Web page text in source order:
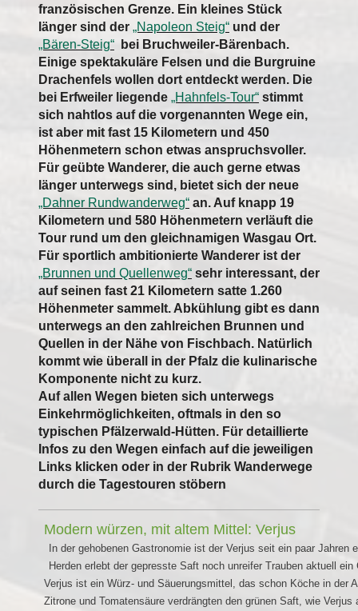
französischen Grenze. Ein kleines Stück
länger sind der „Napoleon Steig“ und der
„Bären-Steig“ bei Bruchweiler-Bärenbach.
Einige spektakuläre Felsen und die Burgruine
Drachenfels wollen dort entdeckt werden. Die
bei Erfweiler liegende „Hahnfels-Tour“ stimmt
sich nahtlos auf die vorgenannten Wege ein,
ist aber mit fast 15 Kilometern und 450
Höhenmetern schon etwas anspruchsvoller.
Für geübte Wanderer, die auch gerne etwas
länger unterwegs sind, bietet sich der neue
„Dahner Rundwanderweg“ an. Auf knapp 19
Kilometern und 580 Höhenmetern verläuft die
Tour rund um den gleichnamigen Wasgau Ort.
Für sportlich ambitionierte Wanderer ist der
„Brunnen und Quellenweg“ sehr interessant, der
auf seinen fast 21 Kilometern satte 1.260
Höhenmeter sammelt. Abkühlung gibt es dann
unterwegs an den zahlreichen Brunnen und
Quellen in der Nähe von Fischbach. Natürlich
kommt wie überall in der Pfalz die kulinarische
Komponente nicht zu kurz.
Auf allen Wegen bieten sich unterwegs
Einkehrmöglichkeiten, oftmals in den so
typischen Pfälzerwald-Hütten. Für detaillierte
Infos zu den Wegen einfach auf die jeweiligen
Links klicken oder in der Rubrik Wanderwege
durch die Tagestouren stöbern
Modern würzen, mit altem Mittel: Verjus
In der gehobenen Gastronomie ist der Verjus seit ein paar Jahren
Herden erlebt der gepresste Saft noch unreifer Trauben aktuell
Verjus ist ein Würz- und Säuerungsmittel, das schon Köche in der
Zitrone und Tomatensäure verdrängten den grünen Saft, wie